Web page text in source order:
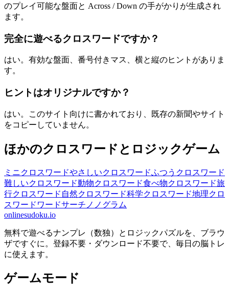
のプレイ可能な盤面と Across / Down の手がかりが生成され
ます。
完全に遊べるクロスワードですか？
はい。有効な盤面、番号付きマス、横と縦のヒントがありま
す。
ヒントはオリジナルですか？
はい。このサイト向けに書かれており、既存の新聞やサイト
をコピーしていません。
ほかのクロスワードとロジックゲーム
ミニクロスワードやさしいクロスワードふつうクロスワード
難しいクロスワード動物クロスワード食べ物クロスワード旅
行クロスワード 自然クロスワード科学クロスワード地理クロ
スワード ワードサーチ ノノグラム
onlinesudoku.io
無料で遊べるナンプレ（数独）とロジックパズルを、ブラウ
ザですぐに。登録不要・ダウンロード不要で、毎日の脳トレ
に使えます。
ゲームモード